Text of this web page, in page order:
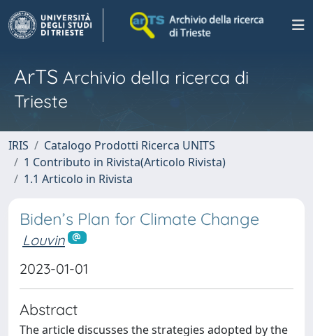
ArTS Archivio della ricerca di
Trieste
IRIS
Catalogo Prodotti Ricerca UNITS
1 Contributo in Rivista(Articolo Rivista)
1.1 Articolo in Rivista
Biden’s Plan for Climate Change
Louvin
2023-01-01
Abstract
The article discusses the strategies adopted by the